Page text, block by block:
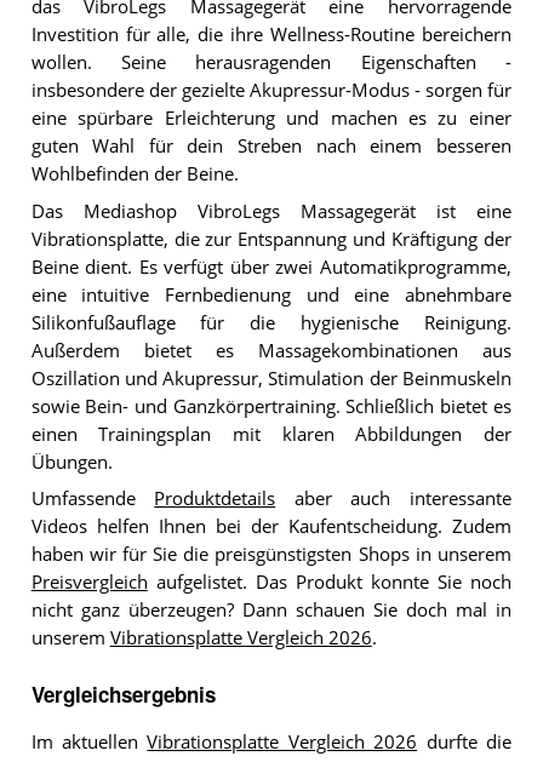
das VibroLegs Massagegerät eine hervorragende
Investition für alle, die ihre Wellness-Routine bereichern
wollen. Seine herausragenden Eigenschaften -
insbesondere der gezielte Akupressur-Modus - sorgen für
eine spürbare Erleichterung und machen es zu einer
guten Wahl für dein Streben nach einem besseren
Wohlbefinden der Beine.
Das Mediashop VibroLegs Massagegerät ist eine
Vibrationsplatte, die zur Entspannung und Kräftigung der
Beine dient. Es verfügt über zwei Automatikprogramme,
eine intuitive Fernbedienung und eine abnehmbare
Silikonfußauflage für die hygienische Reinigung.
Außerdem bietet es Massagekombinationen aus
Oszillation und Akupressur, Stimulation der Beinmuskeln
sowie Bein- und Ganzkörpertraining. Schließlich bietet es
einen Trainingsplan mit klaren Abbildungen der
Übungen.
Umfassende Produktdetails aber auch interessante
Videos helfen Ihnen bei der Kaufentscheidung. Zudem
haben wir für Sie die preisgünstigsten Shops in unserem
Preisvergleich aufgelistet. Das Produkt konnte Sie noch
nicht ganz überzeugen? Dann schauen Sie doch mal in
unserem Vibrationsplatte Vergleich 2026.
Vergleichsergebnis
Im aktuellenVibrationsplatte Vergleich 2026 durfte die